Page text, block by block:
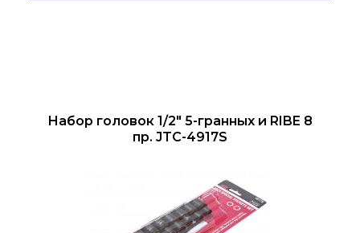
Набор головок 1/2" 5-гранных и RIBE 8
пр. JTC-4917S